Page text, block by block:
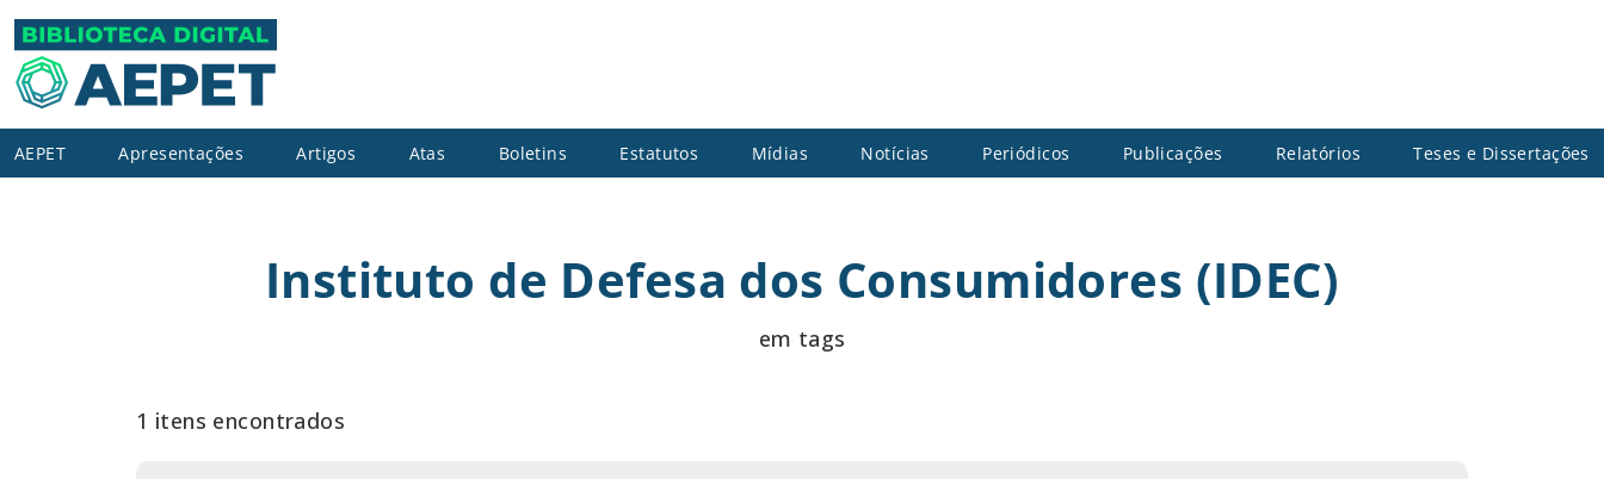
AEPET Apresentações Artigos Atas Boletins Estatutos Mídias Notícias Periódicos Publicações Relatórios Teses e Dissertações
Instituto de Defesa dos Consumidores (IDEC)
em tags
1 itens encontrados